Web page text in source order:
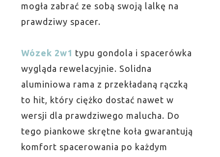
mogła zabrać ze sobą swoją lalkę na
prawdziwy spacer.
Wózek 2w1 typu gondola i spacerówka
wygląda rewelacyjnie. Solidna
aluminiowa rama z przekładaną rączką
to hit, który ciężko dostać nawet w
wersji dla prawdziwego malucha. Do
tego piankowe skrętne koła gwarantują
komfort spacerowania po każdym